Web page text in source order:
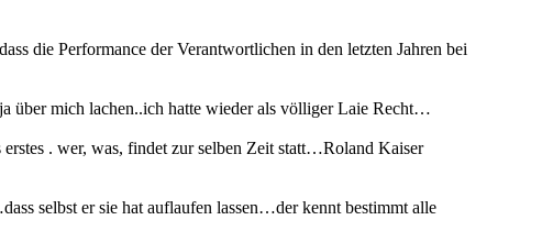
die Performance der Verantwortlichen in den letzten Jahren bei
über mich lachen..ich hatte wieder als völliger Laie Recht…
. wer, was, findet zur selben Zeit statt…Roland Kaiser
selbst er sie hat auflaufen lassen…der kennt bestimmt alle